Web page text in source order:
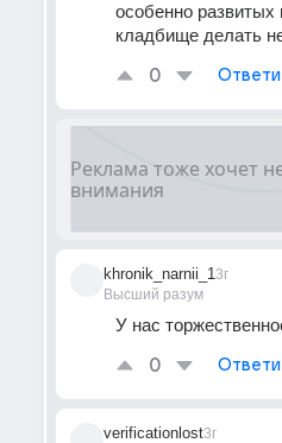
особенно развитых
кладбище делать
0
khronik_narnii_1
Высший разум
3г
У нас
0
verificationlost3г